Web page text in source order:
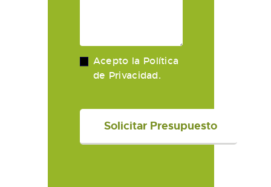
Acepto la Política
de Privacidad.